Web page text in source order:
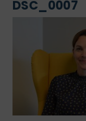
DSC_0007